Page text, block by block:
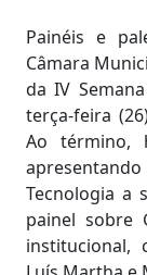
Painéis e
Câmara
da IV
terça-feira
Ao término,
Tecnologia a
painel sobre
institucional,